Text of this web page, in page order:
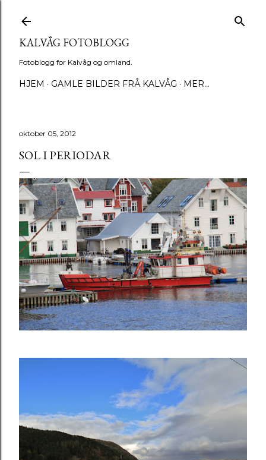
KALVÅG FOTOBLOGG
Fotoblogg for Kalvåg og omland.
HJEM GAMLE BILDER FRÅ KALVÅG MER…
oktober 05, 2012
SOL I PERIODAR